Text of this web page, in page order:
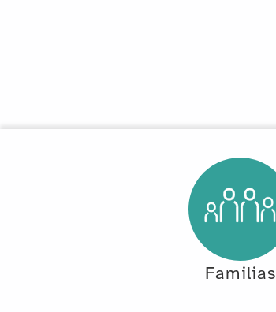
Familias